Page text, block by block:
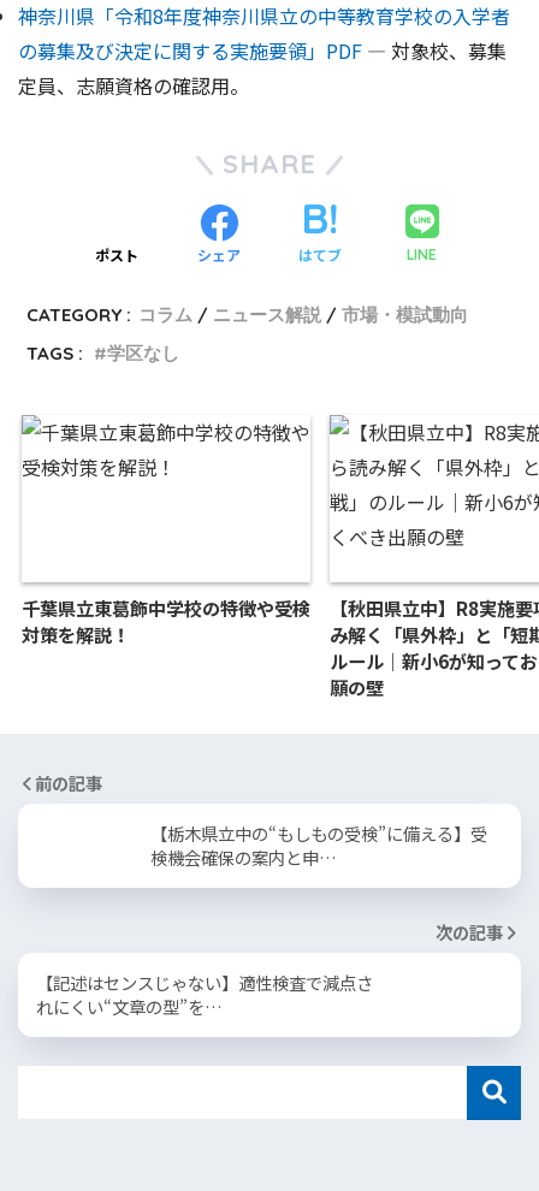
神奈川県「令和8年度神奈川県立の中等教育学校の入学者
の募集及び決定に関する実施要領」PDF ― 対象校、募集
定員、志願資格の確認用。
SHARE
ポスト シェア はてブ LINE
CATEGORY : コラム ニュース解説
市場・模試動向
TAGS :
学区なし
千葉県立東葛飾中学校の特徴や受検
対策を解説！
【秋田県立中】R8実施
み解く「県外枠」と「短
ルール｜新小6が知って
願の壁
前の記事
【栃木県立中の“もしもの受検”に備える】受
検機会確保の案内と申…
次の記事
【記述はセンスじゃない】適性検査で減点さ
れにくい“文章の型”を…